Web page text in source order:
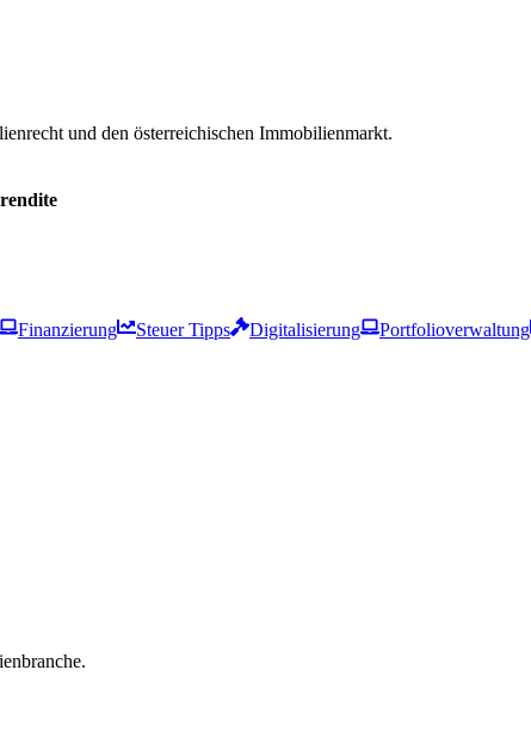
und den österreichischen Immobilienmarkt.
Finanzierung Steuer Tipps Digitalisierung Portfolioverwaltung